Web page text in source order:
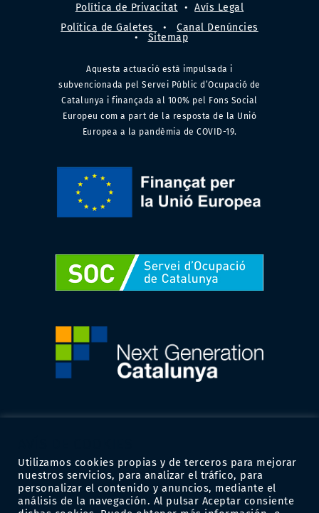
Política de Privacitat •
Avís Legal
Política de Galetes
•
Canal Denúncies
•
Sitemap
Aquesta actuació està impulsada i
subvencionada pel Servei Públic d’Ocupació de
Catalunya i finançada al 100% pel Fons Social
Europeu com a part de la resposta de la Unió
Europea a la pandèmia de COVID-19.
Utilizamos cookies propias y de terceros para mejorar
nuestros servicios, para analizar el tráfico, para
personalizar el contenido y anuncios, mediante el
análisis de la navegación. Al pulsar Aceptar consiente